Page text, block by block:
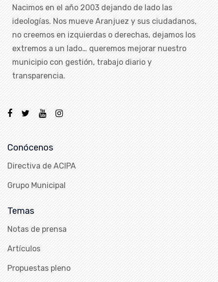
Nacimos en el año 2003 dejando de lado las
ideologías. Nos mueve Aranjuez y sus ciudadanos,
no creemos en izquierdas o derechas, dejamos los
extremos a un lado… queremos mejorar nuestro
municipio con gestión, trabajo diario y
transparencia.
Conócenos
Directiva de ACIPA
Grupo Municipal
Temas
Notas de prensa
Artículos
Propuestas pleno